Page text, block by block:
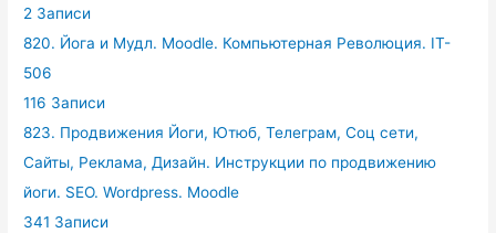
2 Записи
820. Йога и Мудл. Moodle. Компьютерная Революция. IT-
506
116 Записи
823. Продвижения Йоги, Ютюб, Телеграм, Соц сети,
Сайты, Реклама, Дизайн. Инструкции по продвижению
йоги. SEO. Wordpress. Moodle
341 Записи